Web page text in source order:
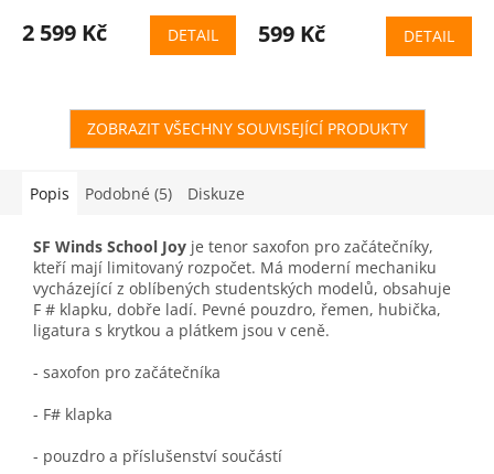
2 599 Kč DETAIL 599 Kč DETAIL
ZOBRAZIT VŠECHNY SOUVISEJÍCÍ PRODUKTY
Popis Podobné (5) Diskuze
SF Winds School Joy je tenor saxofon pro začátečníky,
kteří mají limitovaný rozpočet. Má moderní mechaniku
vycházející z oblíbených studentských modelů, obsahuje
F # klapku, dobře ladí. Pevné pouzdro, řemen, hubička,
ligatura s krytkou a plátkem jsou v ceně.
- saxofon pro začátečníka
- F# klapka
- pouzdro a příslušenství součástí